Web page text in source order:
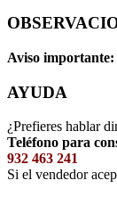
Aviso importante:
AYUDA
¿Prefieres hablar
Teléfono para
932 463 241
Si el vendedor